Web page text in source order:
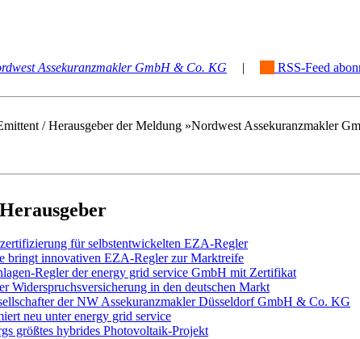
Assekuranzmakler GmbH & Co. KG | RSS-Feed
/ Herausgeber der Meldung »Nordwest Assekuranzmakler
für selbstentwickelten EZA-Regler
bringt innovativen EZA-Regler zur Marktreife
Regler der energy grid service GmbH mit Zertifikat
Widerspruchsversicherung in den deutschen Markt
der NW Assekuranzmakler Düsseldorf GmbH & Co. KG
neu unter energy grid service
größtes hybrides Photovoltaik-Projekt